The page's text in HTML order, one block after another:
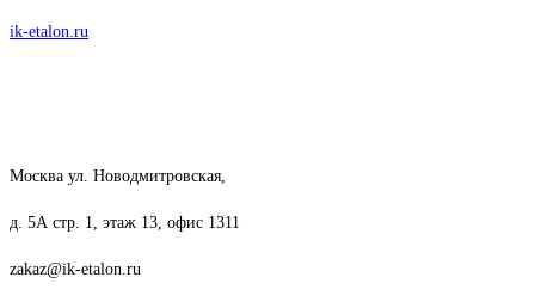
Перейти
ik-etalon.ru
Москва ул. Новодмитровская,
д. 5А стр. 1, этаж 13, офис 1311
zakaz@ik-etalon.ru